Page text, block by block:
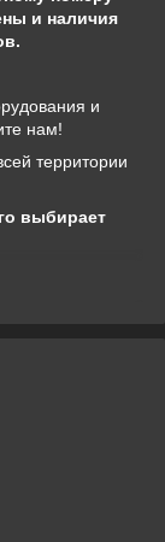
и наличия
и
нам!
территории
выбирает